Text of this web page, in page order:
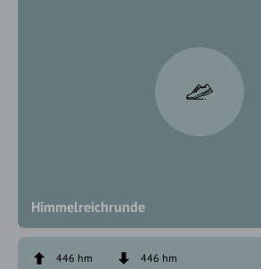
Himmelreichrunde
446 hm
446 hm